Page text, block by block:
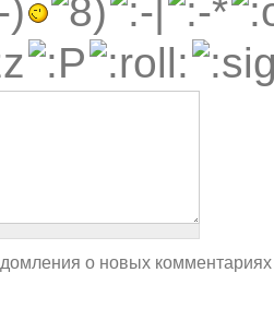
о новых комментариях